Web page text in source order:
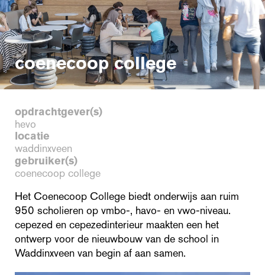
coenecoop college
opdrachtgever(s)
hevo
locatie
waddinxveen
gebruiker(s)
coenecoop college
Het Coenecoop College biedt onderwijs aan ruim
950 scholieren op vmbo-, havo- en vwo-niveau.
cepezed en cepezedinterieur maakten een het
ontwerp voor de nieuwbouw van de school in
Waddinxveen van begin af aan samen.